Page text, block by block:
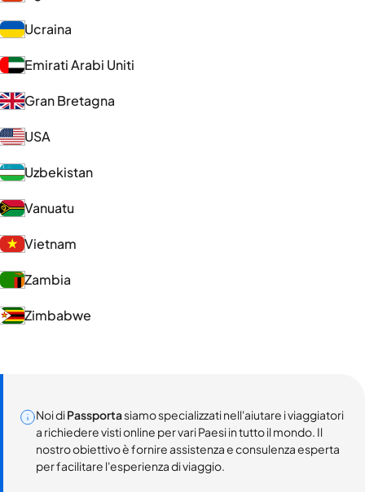
Ucraina
Emirati Arabi Uniti
Gran Bretagna
USA
Uzbekistan
Vanuatu
Vietnam
Zambia
Zimbabwe
Noi diPassportasiamo specializzati nell'aiutare i viaggiatori
a richiedere visti online per vari Paesi in tutto il mondo. Il
nostro obiettivo è fornire assistenza e consulenza esperta
per facilitare l'esperienza di viaggio.